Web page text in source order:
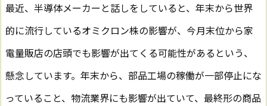
最近、半導体メーカーと話しをしていると、年末から世界
的に流行しているオミクロン株の影響が、今月末位から家
電量販店の店頭でも影響が出てくる可能性があるという、
懸念しています。年末から、部品工場の稼働が一部停止にな
っていること、物流業界にも影響が出ていて、最終形の商品